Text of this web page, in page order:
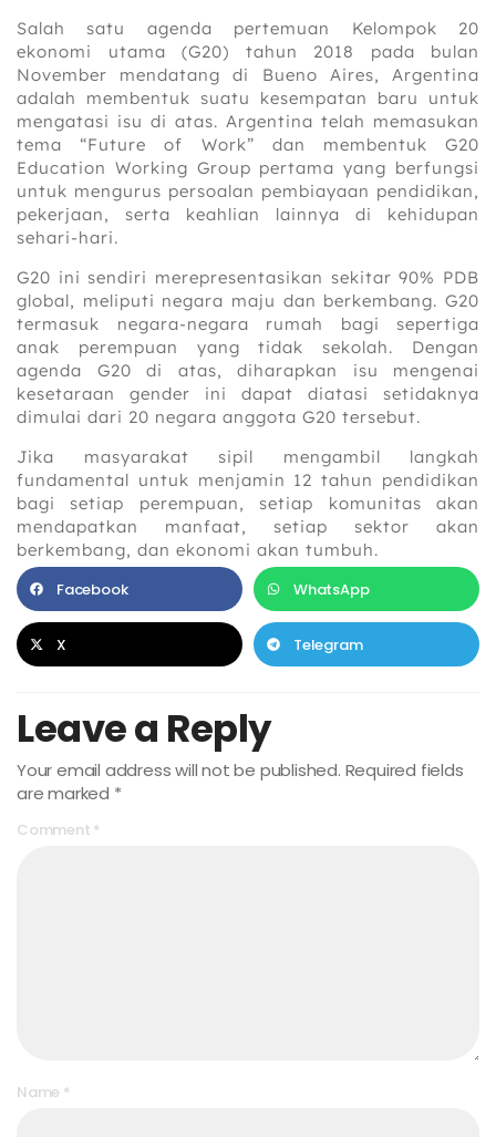
Salah satu agenda pertemuan Kelompok 20
ekonomi utama (G20) tahun 2018 pada bulan
November mendatang di Bueno Aires, Argentina
adalah membentuk suatu kesempatan baru untuk
mengatasi isu di atas. Argentina telah memasukan
tema “Future of Work” dan membentuk G20
Education Working Group pertama yang berfungsi
untuk mengurus persoalan pembiayaan pendidikan,
pekerjaan, serta keahlian lainnya di kehidupan
sehari-hari.
G20 ini sendiri merepresentasikan sekitar 90% PDB
global, meliputi negara maju dan berkembang. G20
termasuk negara-negara rumah bagi sepertiga
anak perempuan yang tidak sekolah. Dengan
agenda G20 di atas, diharapkan isu mengenai
kesetaraan gender ini dapat diatasi setidaknya
dimulai dari 20 negara anggota G20 tersebut.
Jika masyarakat sipil mengambil langkah
fundamental untuk menjamin 12 tahun pendidikan
bagi setiap perempuan, setiap komunitas akan
mendapatkan manfaat, setiap sektor akan
berkembang, dan ekonomi akan tumbuh.
Facebook
WhatsApp
X Telegram
Leave a Reply
Your email address will not be published. Required fields
are marked *
Comment *
Name *